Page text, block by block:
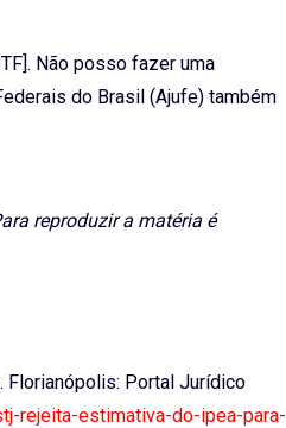
Não posso fazer uma
do Brasil (Ajufe) também
reproduzir a matéria é
. Florianópolis: Portal Jurídico
rejeita-estimativa-do-ipea-para-